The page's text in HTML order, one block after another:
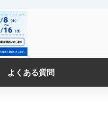
よくある質問